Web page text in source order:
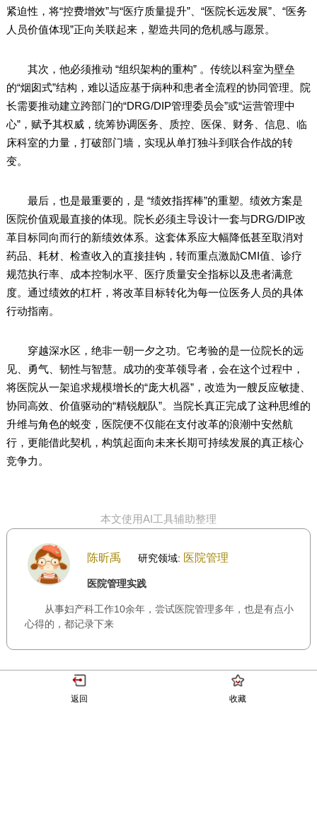
紧迫性，将“控费增效”与“医疗质量提升”、“医院长远发展”、“医务
人员价值体现”正向关联起来，塑造共同的危机感与愿景。
其次，他必须推动 “组织架构的重构” 。传统以科室为壁垒
的“烟囱式”结构，难以适应基于病种和患者全流程的协同管理。院
长需要推动建立跨部门的“DRG/DIP管理委员会”或“运营管理中
心”，赋予其权威，统筹协调医务、质控、医保、财务、信息、临
床科室的力量，打破部门墙，实现从单打独斗到联合作战的转
变。
最后，也是最重要的，是 “绩效指挥棒”的重塑。绩效方案是
医院价值观最直接的体现。院长必须主导设计一套与DRG/DIP改
革目标同向而行的新绩效体系。这套体系应大幅降低甚至取消对
药品、耗材、检查收入的直接挂钩，转而重点激励CMI值、诊疗
规范执行率、成本控制水平、医疗质量安全指标以及患者满意
度。通过绩效的杠杆，将改革目标转化为每一位医务人员的具体
行动指南。
穿越深水区，绝非一朝一夕之功。它考验的是一位院长的远
见、勇气、韧性与智慧。成功的变革领导者，会在这个过程中，
将医院从一架追求规模增长的“庞大机器”，改造为一艘反应敏捷、
协同高效、价值驱动的“精锐舰队”。当院长真正完成了这种思维的
升维与角色的蜕变，医院便不仅能在支付改革的浪潮中安然航
行，更能借此契机，构筑起面向未来长期可持续发展的真正核心
竞争力。
本文使用AI工具辅助整理
陈昕禹 研究领域: 医院管理
医院管理实践
从事妇产科工作10余年，尝试医院管理多年，也是有点小
心得的，都记录下来
返回 收藏